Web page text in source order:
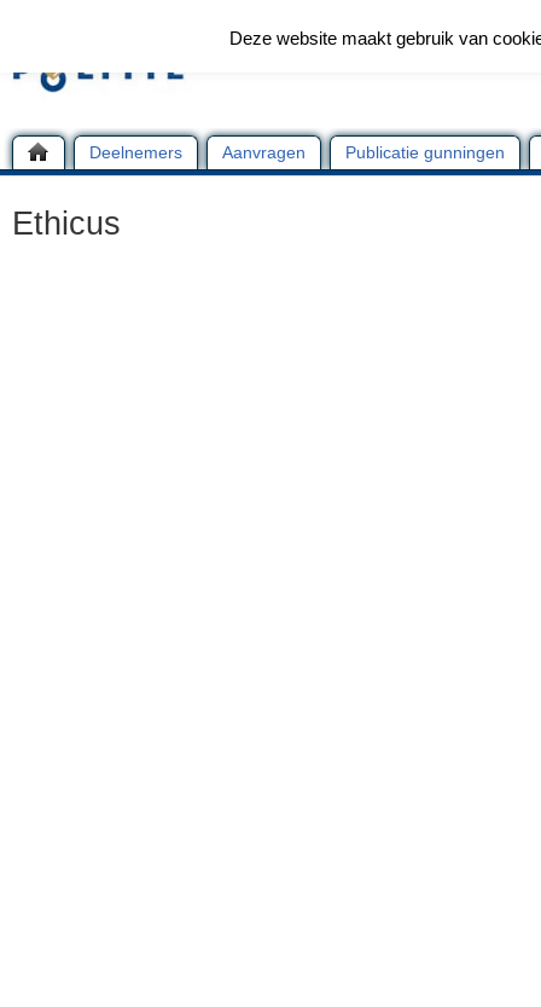
Deelnemers Aanvragen Publicatie gunningen
Ethicus
Deze website maakt gebruik van